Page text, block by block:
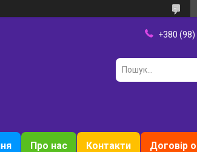
+380
Про нас Контакти Договір